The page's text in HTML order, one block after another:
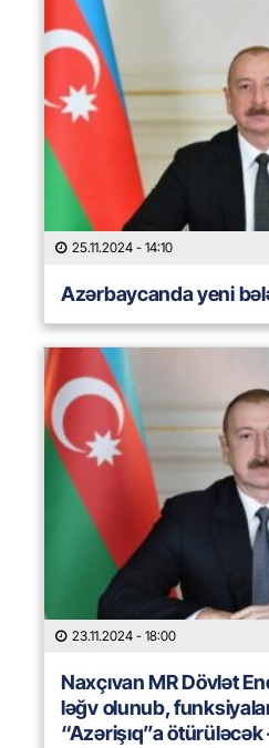
25.11.2024 - 14:10
Azərbaycanda yeni
23.11.2024 - 18:00
Naxçıvan MR Dövlət
ləğv olunub,
“Azərişıq”a ötürüləcək